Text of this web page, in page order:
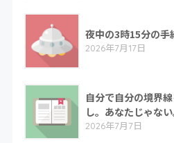
夜中の3時15分の手
2026年7月17日
自分で自分の境界
し。あなたじゃな
2026年7月7日